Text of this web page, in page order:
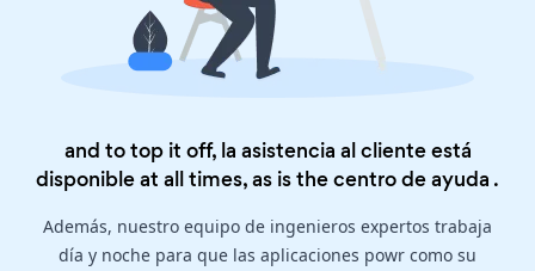
and to top it off, la asistencia al cliente está
disponible at all times, as is thecentro de ayuda .
Además, nuestro equipo de ingenieros expertos trabaja
día y noche para que las aplicaciones powr como su